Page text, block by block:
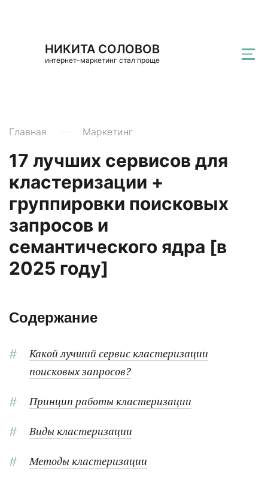
НИКИТА СОЛОВОВ
интернет-маркетинг стал проще
Главная Маркетинг
17 лучших сервисов для
кластеризации +
группировки поисковых
запросов и
семантического ядра [в
2025 году]
Содержание
Какой лучший сервис кластеризации
поисковых запросов?
Принцип работы кластеризации
Виды кластеризации
Методы кластеризации